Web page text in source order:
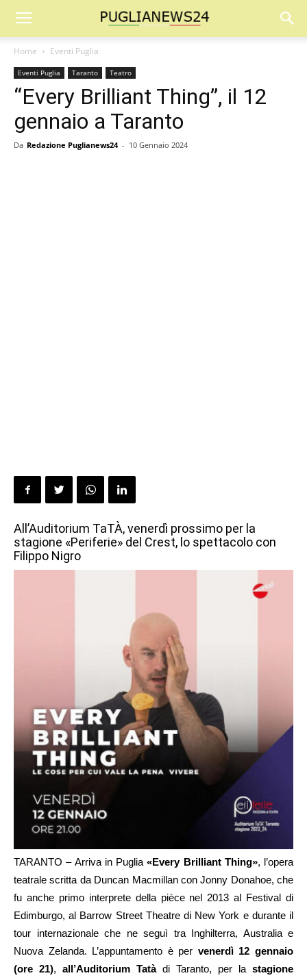
Home Eventi Puglia
Eventi Puglia Taranto Teatro
“Every Brilliant Thing”, il 12
gennaio a Taranto
Da Redazione Puglianews24 - 10 Gennaio 2024
All’Auditorium TaTÀ, venerdì prossimo per la
stagione «Periferie» del Crest, lo spettacolo con
Filippo Nigro
TARANTO – Arriva in Puglia«Every Brilliant Thing», l’opera
teatrale scritta da Duncan Macmillan con Jonny Donahoe, che
fu anche primo interprete della pièce nel 2013 al Festival di
Edimburgo, al Barrow Street Theatre di New York e durante il
tour internazionale che ne seguì tra Inghilterra, Australia e
Nuova Zelanda. L’appuntamento è per venerdì 12 gennaio
(ore 21), all’Auditorium Tatàdi Taranto, per la stagione